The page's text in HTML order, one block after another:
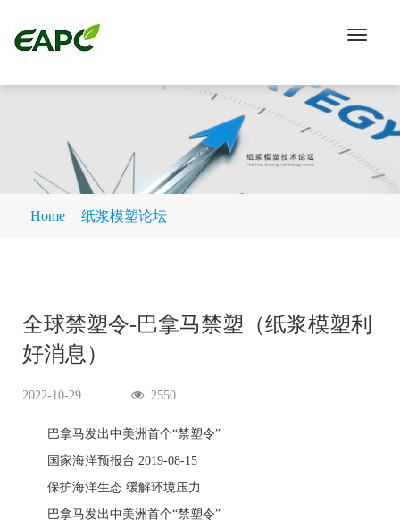
Toggle
Home 纸浆模塑论坛
全球禁塑令-巴拿马禁塑（纸浆模塑利
好消息）
2022-10-29 2550
巴拿马发出中美洲首个“禁塑令”
国家海洋预报台 2019-08-15
保护海洋生态 缓解环境压力
巴拿马发出中美洲首个“禁塑令”